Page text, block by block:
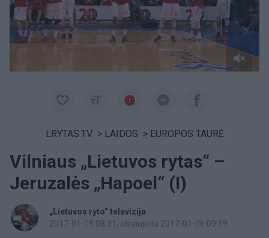
LRYTAS.TV > LAIDOS > EUROPOS TAURĖ
Vilniaus „Lietuvos rytas“ –
Jeruzalės „Hapoel“ (I)
„Lietuvos ryto“ televizija
2017-01-05 08:31 , atnaujinta 2017-01-06 09:19